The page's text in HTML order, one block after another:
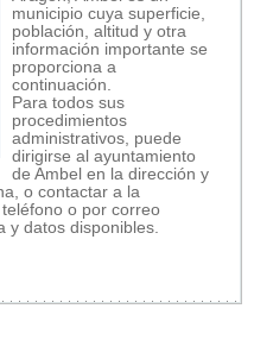
municipio cuya superficie,
población, altitud y otra
información importante se
proporciona a
continuación.
Para todos sus
procedimientos
administrativos, puede
dirigirse al ayuntamiento
de Ambel en la dirección y
o contactar a la
o por correo
y datos disponibles.